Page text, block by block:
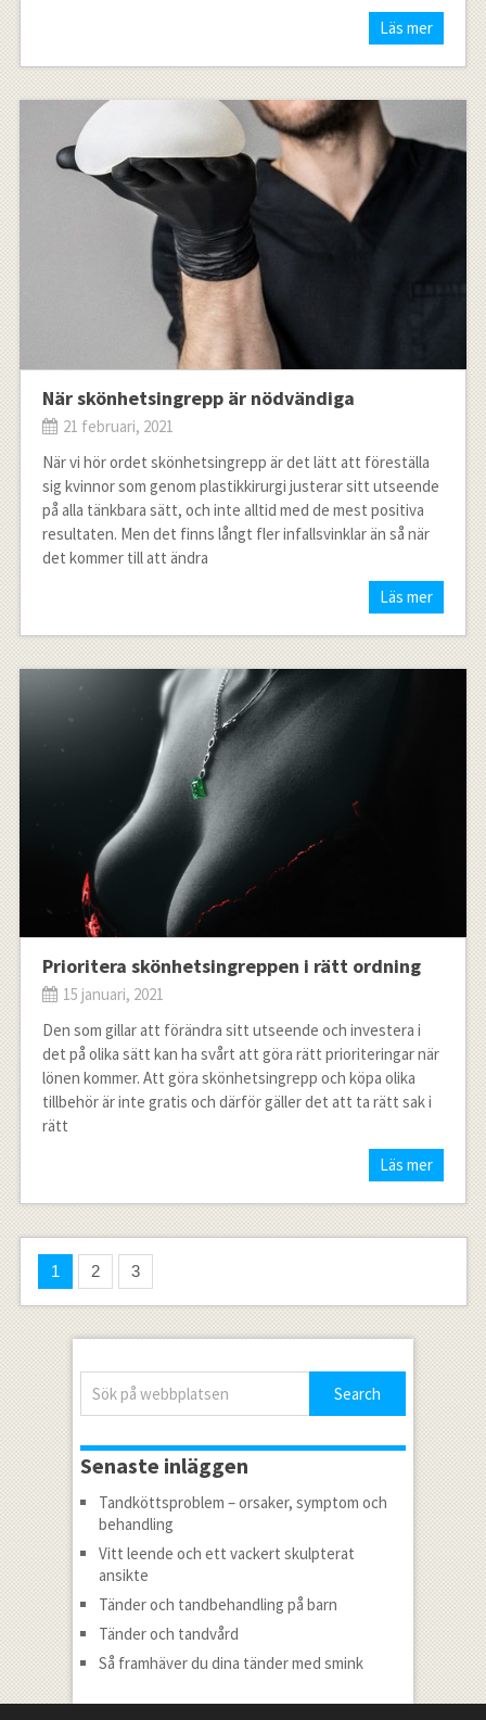
Läs mer
När skönhetsingrepp är nödvändiga
21 februari, 2021
När vi hör ordet skönhetsingrepp är det lätt att föreställa
sig kvinnor som genom plastikkirurgi justerar sitt utseende
på alla tänkbara sätt, och inte alltid med de mest positiva
resultaten. Men det finns långt fler infallsvinklar än så när
det kommer till att ändra
Läs mer
Prioritera skönhetsingreppen i rätt ordning
15 januari, 2021
Den som gillar att förändra sitt utseende och investera i
det på olika sätt kan ha svårt att göra rätt prioriteringar när
lönen kommer. Att göra skönhetsingrepp och köpa olika
tillbehör är inte gratis och därför gäller det att ta rätt sak i
rätt
Läs mer
1 2 3
Senaste inläggen
Tandköttsproblem – orsaker, symptom och
behandling
Vitt leende och ett vackert skulpterat
ansikte
Tänder och tandbehandling på barn
Tänder och tandvård
Så framhäver du dina tänder med smink